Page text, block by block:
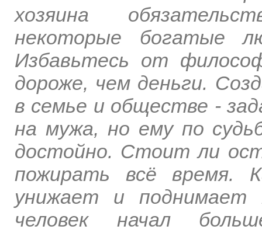
хозяина
некоторые богатые
Избавьтесь от
дороже, чем деньги.
в семье и обществе -
на мужа, но ему по
достойно. Стоит ли
пожирать всё время.
унижает и поднимает
человек начал